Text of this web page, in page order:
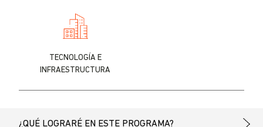
TECNOLOGÍA E
INFRAESTRUCTURA
¿QUÉ LOGRARÉ EN ESTE PROGRAMA?